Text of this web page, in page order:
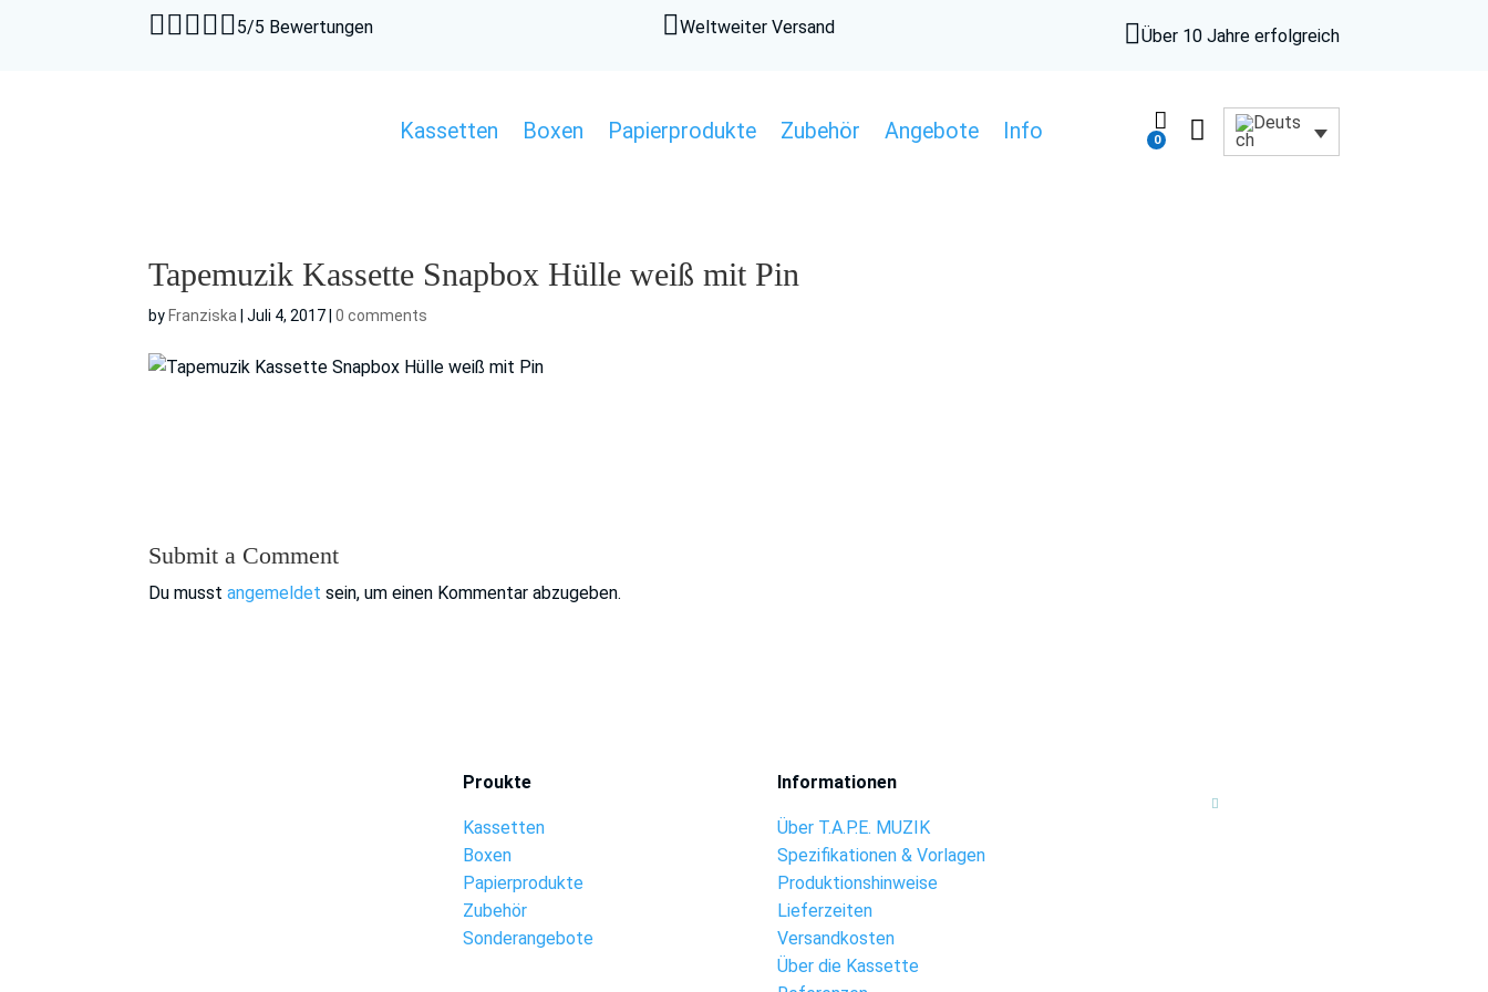
5/5 Bewertungen Weltweiter Versand Über 10 Jahre erfolgreich
Kassetten Boxen Papierprodukte Zubehör Angebote Info 
0 
Tapemuzik Kassette Snapbox Hülle weiß mit Pin
by Franziska |Juli 4, 2017 |0 comments
Submit a Comment
Du musstangemeldet sein, um einen Kommentar abzugeben.
Proukte
Kassetten
Boxen
Papierprodukte
Zubehör
Sonderangebote
Informationen
Über T.A.P.E. MUZIK
Spezifikationen & Vorlagen
Produktionshinweise
Lieferzeiten
Versandkosten
Über die Kassette
